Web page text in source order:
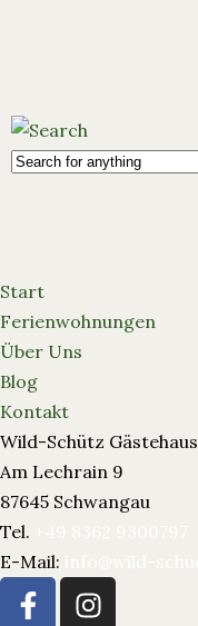
Start
Ferienwohnungen
Über Uns
Blog
Kontakt
Wild-Schütz Gästehaus
Am Lechrain 9
87645 Schwangau
Tel.
E-Mail: